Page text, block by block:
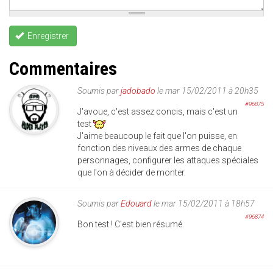
Enregistrer
Commentaires
Soumis parjadobado le mar 15/02/2011 à 20h35
#96875
J'avoue, c'est assez concis, mais c'est un
test
J'aime beaucoup le fait que l'on puisse, en
fonction des niveaux des armes de chaque
personnages, configurer les attaques spéciales
que l'on à décider de monter.
Soumis parEdouardle mar 15/02/2011 à 18h57
#96874
Bon test ! C'est bien résumé.